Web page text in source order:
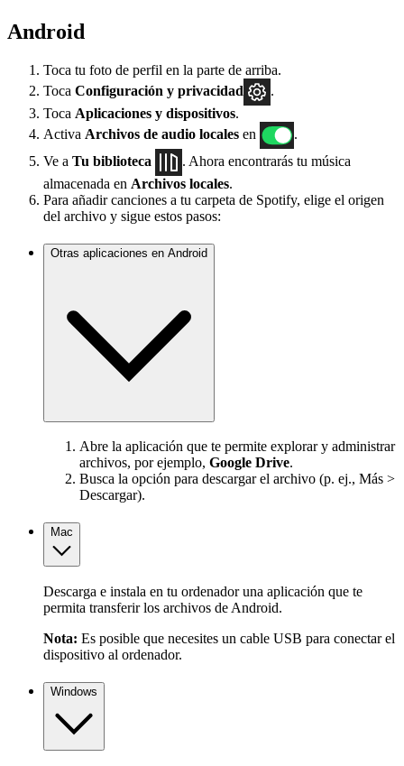
Android
Toca tu foto de perfil en la parte de arriba.
Toca Configuración y privacidad
.
Toca Aplicaciones y dispositivos.
Activa Archivos de audio locales en
.
Ve a Tu biblioteca
. Ahora encontrarás tu música
almacenada en Archivos locales.
Para añadir canciones a tu carpeta de Spotify, elige el origen
del archivo y sigue estos pasos:
Otras aplicaciones en Android
Abre la aplicación que te permite explorar y administrar
archivos, por ejemplo, Google Drive.
Busca la opción para descargar el archivo (p. ej., Más >
Descargar).
Mac
Descarga e instala en tu ordenador una aplicación que te
permita transferir los archivos de Android.
Nota: Es posible que necesites un cable USB para conectar el
dispositivo al ordenador.
Windows